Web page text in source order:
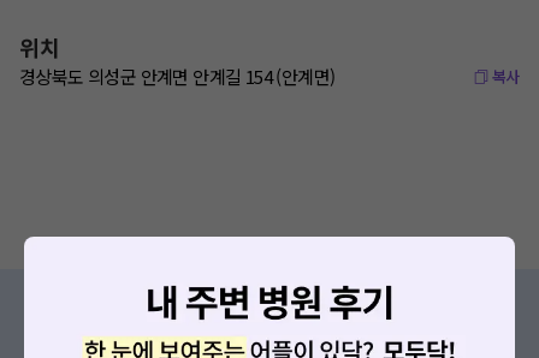
위치
경상북도 의성군 안계면 안계길 154 (안계면) 복사
증상/치료, 궁금한 점이 있나요?
의사가 직접 답해드려요!